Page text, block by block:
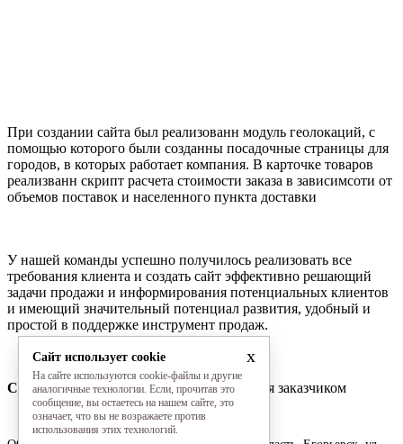
При создании сайта был реализованн модуль геолокаций, с
помощью которого были созданны посадочные страницы для
городов, в которых работает компания. В карточке товаров
реализванн скрипт расчета стоимости заказа в зависимсоти от
объемов поставок и населенного пункта доставки
У нашей команды успешно получилось реализовать все
требования клиента и создать сайт эффективно решающий
задачи продажи и информирования потенциальных клиентов
и имеющий значительный потенциал развития, удобный и
простой в поддержке инструмент продаж.
Статус проекта:Сайт сдан и наполняется заказчиком
x
Сайт использует cookie
На сайте используются cookie-файлы и другие
аналогичные технологии. Если, прочитав это
сообщение, вы остаетесь на нашем сайте, это
означает, что вы не возражаете против
использования этих технологий.